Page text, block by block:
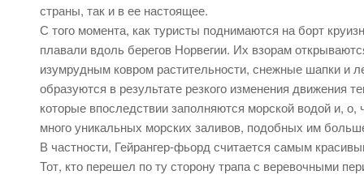
страны, так и в ее настоящее.
С того момента, как туристы поднимаются на борт
плавали вдоль берегов Норвегии. Их взорам
изумрудным ковром растительности, снежные шапки и
образуются в результате резкого изменения движения
которые впоследствии заполняются морской водой и,
много уникальных морских заливов, подобных им
В частности, Гейрангер-фьорд считается самым
Тот, кто перешел по ту сторону трапа с веревочными